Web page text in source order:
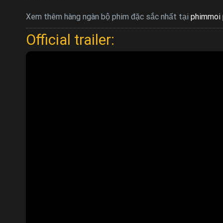
Xem thêm hàng ngàn bộ phim đặc sắc nhất tại phimmoi
Official trailer: